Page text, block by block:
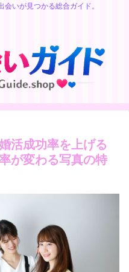
いが見つかる総合ガイド。
活成功率を上げる
が変わる写真の特